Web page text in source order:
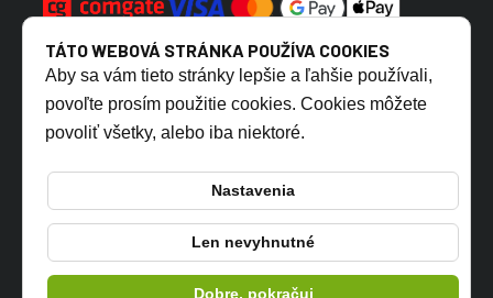
CZ SK
© 2026 TONERSYP s.r.o.
TÁTO WEBOVÁ STRÁNKA POUŽÍVA COOKIES
Aby sa vám tieto stránky lepšie a ľahšie používali,
povoľte prosím použitie cookies. Cookies môžete
povoliť všetky, alebo iba niektoré.
Nastavenia
Len nevyhnutné
Dobre, pokračuj